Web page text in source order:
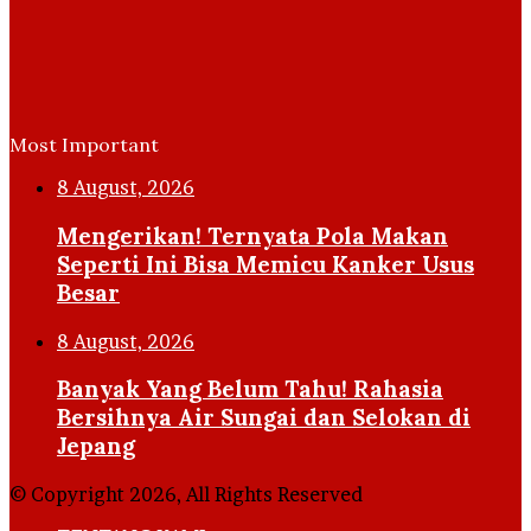
Most Important
8 August, 2026
Mengerikan! Ternyata Pola Makan
Seperti Ini Bisa Memicu Kanker Usus
Besar
8 August, 2026
Banyak Yang Belum Tahu! Rahasia
Bersihnya Air Sungai dan Selokan di
Jepang
© Copyright 2026, All Rights Reserved